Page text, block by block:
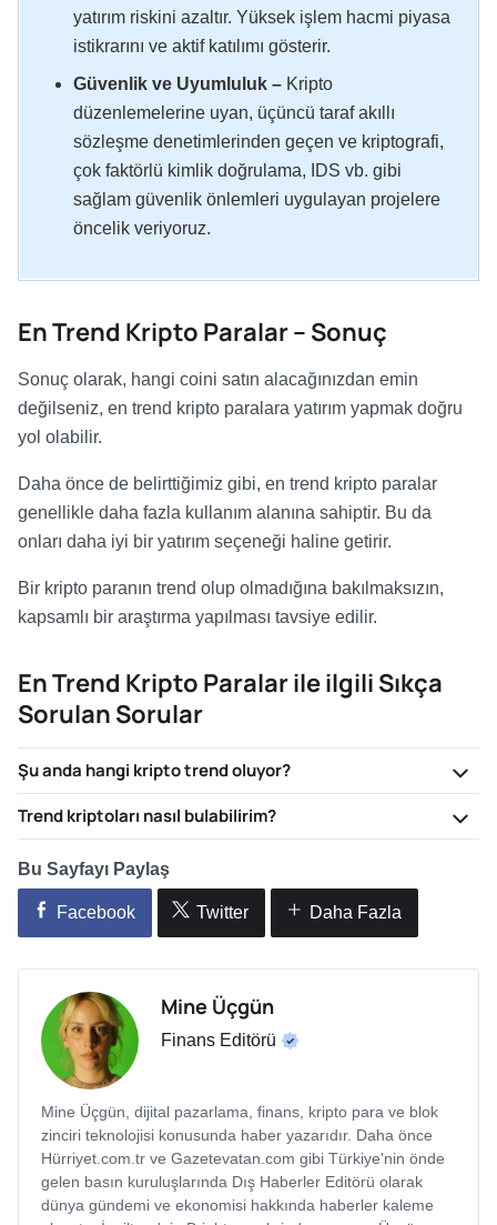
yatırım riskini azaltır. Yüksek işlem hacmi piyasa
istikrarını ve aktif katılımı gösterir.
Güvenlik ve Uyumluluk – Kripto
düzenlemelerine uyan, üçüncü taraf akıllı
sözleşme denetimlerinden geçen ve kriptografi,
çok faktörlü kimlik doğrulama, IDS vb. gibi
sağlam güvenlik önlemleri uygulayan projelere
öncelik veriyoruz.
En Trend Kripto Paralar – Sonuç
Sonuç olarak, hangi coini satın alacağınızdan emin
değilseniz, en trend kripto paralara yatırım yapmak doğru
yol olabilir.
Daha önce de belirttiğimiz gibi, en trend kripto paralar
genellikle daha fazla kullanım alanına sahiptir. Bu da
onları daha iyi bir yatırım seçeneği haline getirir.
Bir kripto paranın trend olup olmadığına bakılmaksızın,
kapsamlı bir araştırma yapılması tavsiye edilir.
En Trend Kripto Paralar ile ilgili Sıkça
Sorulan Sorular
Şu anda hangi kripto trend oluyor?
Trend kriptoları nasıl bulabilirim?
Bu Sayfayı Paylaş
Facebook Twitter Daha Fazla
Mine Üçgün
Finans Editörü
Mine Üçgün, dijital pazarlama, finans, kripto para ve blok
zinciri teknolojisi konusunda haber yazarıdır. Daha önce
Hürriyet.com.tr ve Gazetevatan.com gibi Türkiye'nin önde
gelen basın kuruluşlarında Dış Haberler Editörü olarak
dünya gündemi ve ekonomisi hakkında haberler kaleme